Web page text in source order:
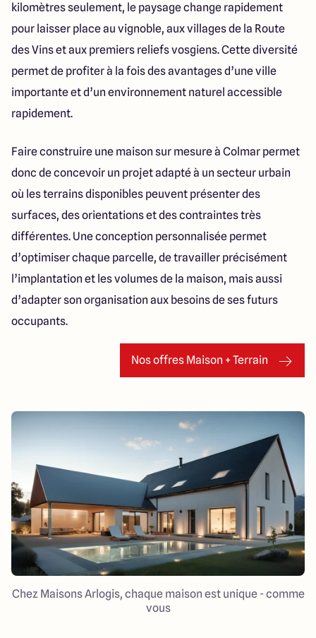
kilomètres seulement, le paysage change rapidement
pour laisser place au vignoble, aux villages de la Route
des Vins et aux premiers reliefs vosgiens. Cette diversité
permet de profiter à la fois des avantages d’une ville
importante et d’un environnement naturel accessible
rapidement.
Faire construire une maison sur mesure à Colmar permet
donc de concevoir un projet adapté à un secteur urbain
où les terrains disponibles peuvent présenter des
surfaces, des orientations et des contraintes très
différentes. Une conception personnalisée permet
d’optimiser chaque parcelle, de travailler précisément
l’implantation et les volumes de la maison, mais aussi
d’adapter son organisation aux besoins de ses futurs
occupants.
Nos offres Maison + Terrain
Chez Maisons Arlogis, chaque maison est unique - comme
vous